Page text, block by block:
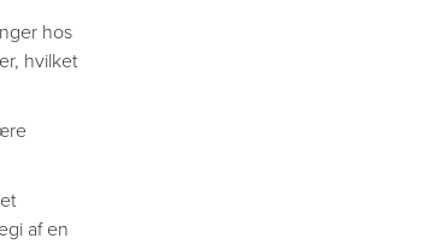
hos
hvilket
af en